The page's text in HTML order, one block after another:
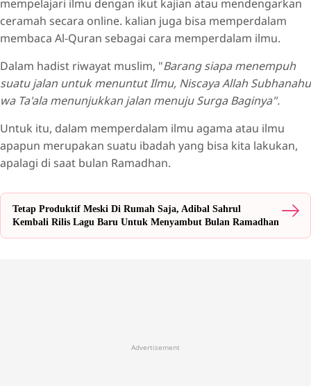
mempelajari ilmu dengan ikut kajian atau mendengarkan
ceramah secara online. kalian juga bisa memperdalam
membaca Al-Quran sebagai cara memperdalam ilmu.
Dalam hadist riwayat muslim, "Barang siapa menempuh
suatu jalan untuk menuntut Ilmu, Niscaya Allah Subhanahu
wa Ta'ala menunjukkan jalan menuju Surga Baginya".
Untuk itu, dalam memperdalam ilmu agama atau ilmu
apapun merupakan suatu ibadah yang bisa kita lakukan,
apalagi di saat bulan Ramadhan.
Tetap Produktif Meski Di Rumah Saja, Adibal Sahrul
Kembali Rilis Lagu Baru Untuk Menyambut Bulan Ramadhan
Advertisement